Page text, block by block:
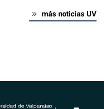
más noticias UV